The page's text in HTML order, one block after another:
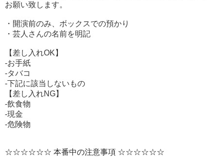
お願い致します。
・開演前のみ、ボックスでの預かり
・芸人さんの名前を明記
【差し入れOK】
-お手紙
-タバコ
-下記に該当しないもの
【差し入れNG】
-飲食物
-現金
-危険物
☆☆☆☆☆☆ 本番中の注意事項 ☆☆☆☆☆☆